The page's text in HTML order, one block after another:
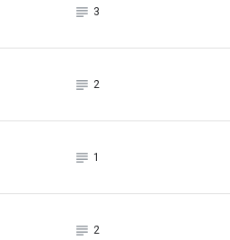
subject_black
3
subject_black
2
subject_black
1
subject_black
2